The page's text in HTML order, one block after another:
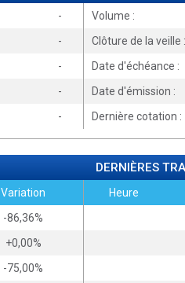
-
-
-
-
-
Volume :
Clôture de la veille :
Date d'échéance :
Date d'émission :
Dernière cotation :
DERNIÈRES
Variation
-86,36%
+0,00%
-75,00%
Heure